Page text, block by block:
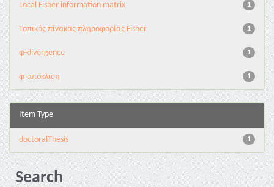
1
Local Fisher information matrix
1
Τοπικός πίνακας πληροφορίας Fisher
1
φ-divergence
1
φ-απόκλιση
Item Type
1
doctoralThesis
Search